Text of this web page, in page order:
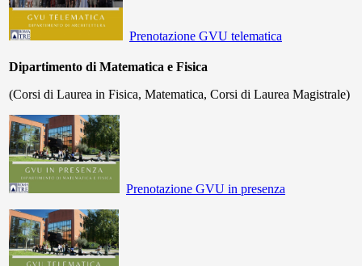
Prenotazione GVU telematica
Dipartimento di Matematica e Fisica
(Corsi di Laurea in Fisica, Matematica, Corsi di Laurea Magistrale)
Prenotazione GVU in presenza